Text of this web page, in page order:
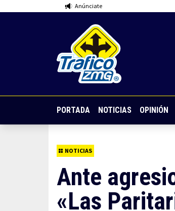
Anúnciate
PORTADA NOTICIAS OPINIÓN
NOTICIAS
Ante
«Las